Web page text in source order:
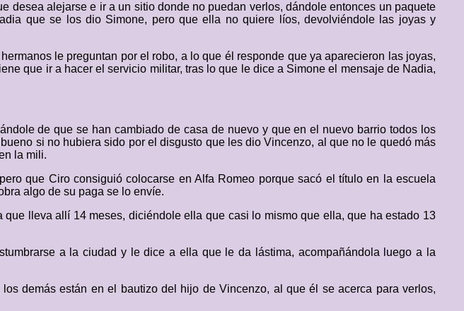
desea alejarse e ir a un sitio donde no puedan verlos, dándole entonces un paquete
que se los dio Simone, pero que ella no quiere líos, devolviéndole las joyas y
le preguntan por el robo, a lo que él responde que ya aparecieron las joyas,
que ir a hacer el servicio militar, tras lo que le dice a Simone el mensaje de Nadia,
de que se han cambiado de casa de nuevo y que en el nuevo barrio todos los
si no hubiera sido por el disgusto que les dio Vincenzo, al que no le quedó más
la mili.
que Ciro consiguió colocarse en Alfa Romeo porque sacó el título en la escuela
algo de su paga se lo envíe.
lleva allí 14 meses, diciéndole ella que casi lo mismo que ella, que ha estado 13
a la ciudad y le dice a ella que le da lástima, acompañándola luego a la
demás están en el bautizo del hijo de Vincenzo, al que él se acerca para verlos,